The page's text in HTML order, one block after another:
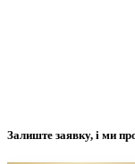
Залиште заявку, і ми